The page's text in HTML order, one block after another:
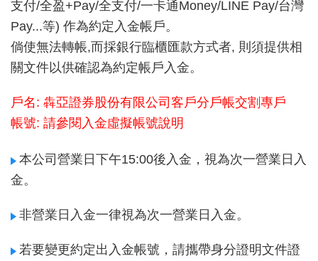
支付/全盈+Pay/全支付/一卡通Money/LINE Pay/台灣
Pay...等) 作為約定入金帳戶。
倘使無法轉帳,而採銀行臨櫃匯款方式者, 則須提供相
關文件以供確認為約定帳戶入金。
戶名: 犇亞證券股份有限公司客戶分戶帳交割專戶
帳號: 請參閱入金虛擬帳號說明
本公司營業日下午15:00後入金，視為次一營業日入
金。
非營業日入金一律視為次一營業日入金。
若要變更約定出入金帳號，請攜帶身分證明文件證